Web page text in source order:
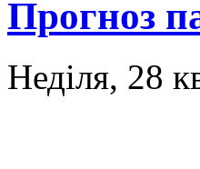
Прогноз
Неділя, 28